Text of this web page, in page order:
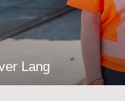
Lang